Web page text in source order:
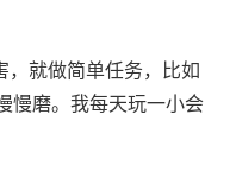
，就做简单任务，比如
慢磨。我每天玩一小会